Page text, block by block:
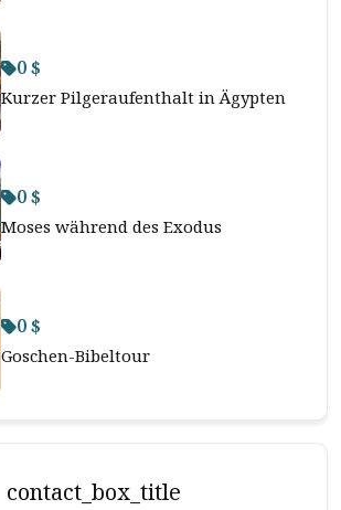
0 $
Kurzer Pilgeraufenthalt in Ägypten
0 $
Moses während des Exodus
0 $
Goschen-Bibeltour
contact_box_title